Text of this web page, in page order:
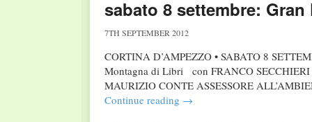
sabato 8 settembre:
7TH SEPTEMBER 2012
CORTINA D’AMPEZZO • SABATO 8
Montagna di Libri con FRANCO
MAURIZIO CONTE ASSESSORE
Continue reading →